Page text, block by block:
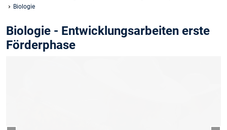
Biologie
Biologie - Entwicklungsarbeiten erste
Förderphase